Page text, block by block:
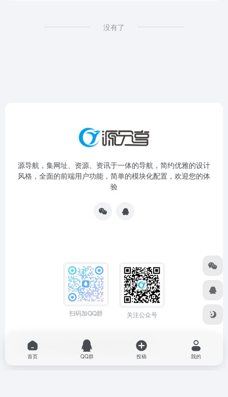
没有了
源导航，集网址、资源、资讯于一体的导航，简约优雅的设计
风格，全面的前端用户功能，简单的模块化配置，欢迎您的体
验
扫码加QQ群 关注公众号
Copyright © 2026 源导航 粤ICP备2022064704号
首页 QQ群 投稿 我的